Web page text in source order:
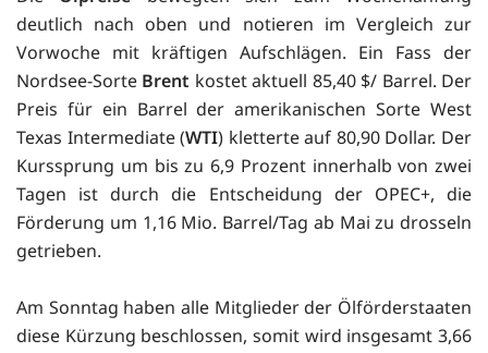
deutlich nach oben und notieren im Vergleich zur
Vorwoche mit kräftigen Aufschlägen. Ein Fass der
Nordsee-Sorte Brent kostet aktuell 85,40 $/ Barrel. Der
Preis für ein Barrel der amerikanischen Sorte West
Texas Intermediate (WTI) kletterte auf 80,90 Dollar. Der
Kurssprung um bis zu 6,9 Prozent innerhalb von zwei
Tagen ist durch die Entscheidung der OPEC+, die
Förderung um 1,16 Mio. Barrel/Tag ab Mai zu drosseln
getrieben.
Am Sonntag haben alle Mitglieder der Ölförderstaaten
diese Kürzung beschlossen, somit wird insgesamt 3,66